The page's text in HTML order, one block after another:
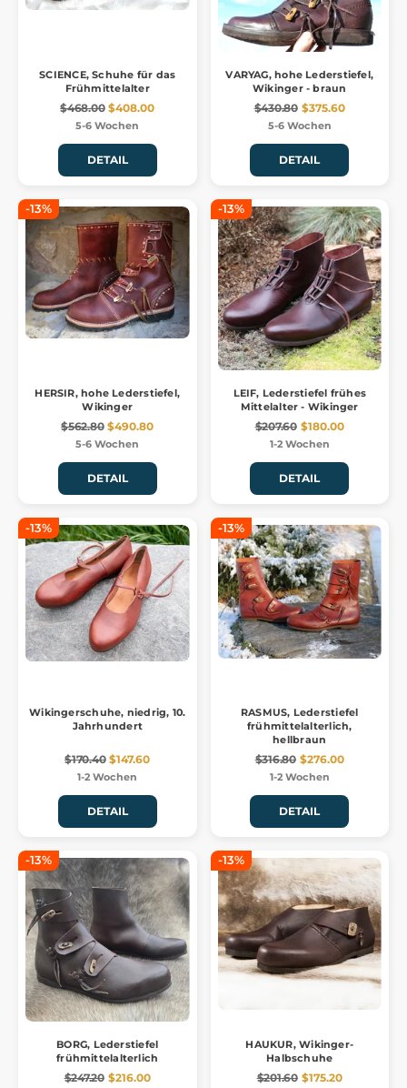
SCIENCE, Schuhe für das
Frühmittelalter
$468.00 $408.00
5-6 Wochen
DETAIL
VARYAG, hohe Lederstiefel,
Wikinger - braun
$430.80 $375.60
5-6 Wochen
DETAIL
-13%
HERSIR, hohe Lederstiefel,
Wikinger
$562.80 $490.80
5-6 Wochen
DETAIL
-13%
LEIF, Lederstiefel frühes
Mittelalter - Wikinger
$207.60 $180.00
1-2 Wochen
DETAIL
-13%
Wikingerschuhe, niedrig, 10.
Jahrhundert
$170.40 $147.60
1-2 Wochen
DETAIL
-13%
RASMUS, Lederstiefel
frühmittelalterlich,
hellbraun
$316.80 $276.00
1-2 Wochen
DETAIL
-13%
BORG, Lederstiefel
frühmittelalterlich
$247.20 $216.00
-13%
HAUKUR, Wikinger-
Halbschuhe
$201.60 $175.20